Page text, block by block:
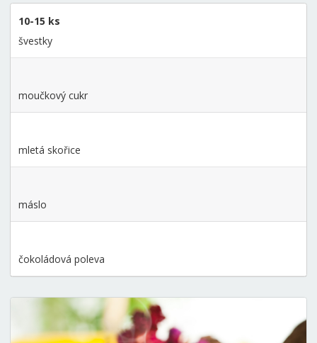
10-15 ks
švestky
moučkový cukr
mletá skořice
máslo
čokoládová poleva